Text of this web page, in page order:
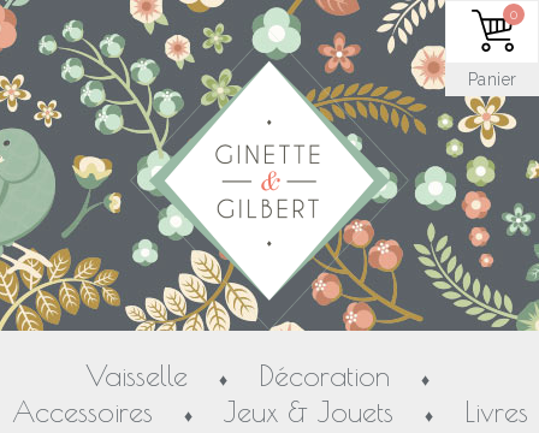
Vaisselle ♦ Décoration ♦
Accessoires ♦ Jeux & Jouets ♦ Livres
Panier
0